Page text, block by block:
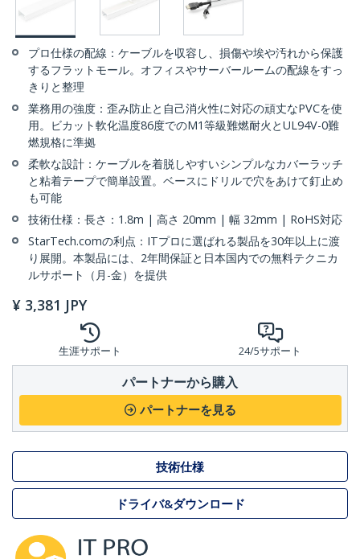
プロ仕様の配線：ケーブルを収容し、損傷や埃や汚れから保護
するフラットモール。オフィスやサーバールームの配線をすっ
きりと整理
業務用の強度：歪み防止と自己消火性に対応の頑丈なPVCを使
用。ビカット軟化温度86度でのM1等級難燃耐火とUL94V-0難
燃規格に準拠
柔軟な設計：ケーブルを着脱しやすいシンプルなカバーラッチ
と粘着テープで簡単設置。ベースにドリルで穴をあけて釘止め
も可能
技術仕様：長さ：1.8m | 高さ 20mm | 幅 32mm | RoHS対応
StarTech.comの利点：ITプロに選ばれる製品を30年以上に渡
り展開。本製品には、2年間保証と日本国内での無料テクニカ
ルサポート（月-金）を提供
¥ 3,381 JPY
生涯サポート 24/5サポート
パートナーから購入
パートナーを見る
技術仕様
ドライバ&ダウンロード